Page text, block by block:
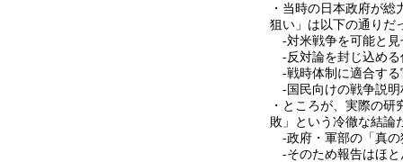
・当時の日本政府が
狙い」は以下の通りだ
-対米戦争を可能と
-反対論を封じ込め
-戦時体制に適合す
-国民向けの戦争説
・ところが、実際の
敗」という冷徹な結論
-政府・軍部の「真
-そのため報告はほ